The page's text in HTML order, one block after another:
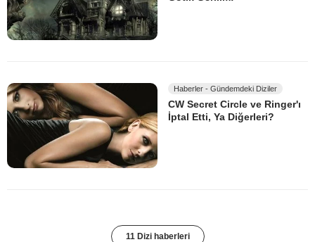
Haberler - Gündemdeki Diziler
CW Secret Circle ve Ringer'ı
İptal Etti, Ya Diğerleri?
11 Dizi haberleri